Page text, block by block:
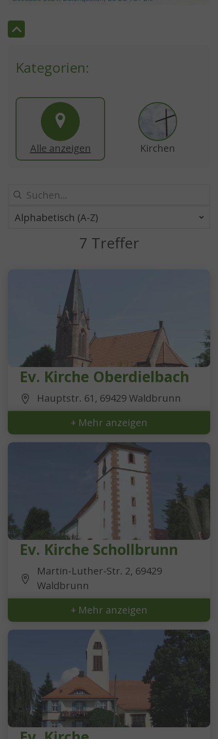
Kategorien:
Alle anzeigen Kirchen
7 Treffer
7 Ergebnisse gefunden
Ev. Kirche Oberdielbach
Hauptstr. 61, 69429 Waldbrunn
+ Mehr anzeigen
Ev. Kirche Schollbrunn
Martin-Luther-Str. 2, 69429
Waldbrunn
+ Mehr anzeigen